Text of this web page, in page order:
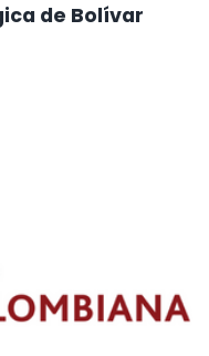
de Bolívar